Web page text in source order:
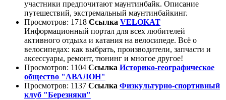
участники предпочитают маунтинбайк. Описание
путешествий, экстремальный маунтинбайкинг.
Просмотров: 1718 Ссылка VELOKAT
Информационный портал для всех любителей
активного отдыха и катания на велосипеде. Всё о
велосипедах: как выбрать, производители, запчасти и
аксессуары, ремонт, тюнинг и многое другое!
Просмотров: 1104 Ссылка Историко-географическое
общество "АВАЛОН"
Просмотров: 1137 Ссылка Физкультурно-спортивный
клуб "Березняки"